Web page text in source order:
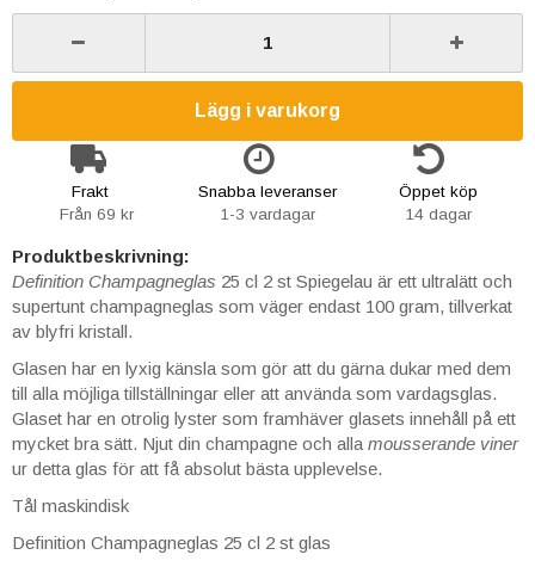
Lägg i varukorg
Frakt
Från 69 kr
Snabba leveranser
1-3 vardagar
Öppet köp
14 dagar
Produktbeskrivning:
Definition Champagneglas 25 cl 2 st Spiegelau är ett ultralätt och
supertunt champagneglas som väger endast 100 gram, tillverkat
av blyfri kristall.
Glasen har en lyxig känsla som gör att du gärna dukar med dem
till alla möjliga tillställningar eller att använda som vardagsglas.
Glaset har en otrolig lyster som framhäver glasets innehåll på ett
mycket bra sätt. Njut din champagne och alla mousserande viner
ur detta glas för att få absolut bästa upplevelse.
Tål maskindisk
Definition Champagneglas 25 cl 2 st glas